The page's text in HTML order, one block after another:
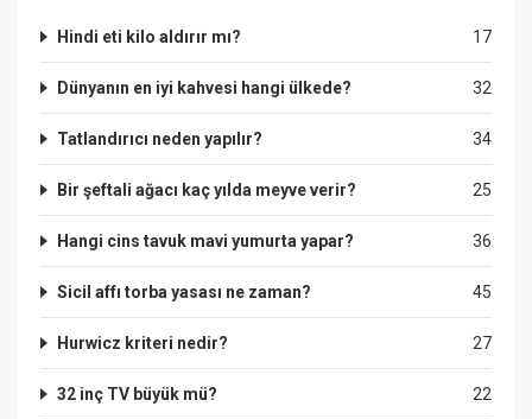
17
Hindi eti kilo aldırır mı?
32
Dünyanın en iyi kahvesi hangi ülkede?
34
Tatlandırıcı neden yapılır?
25
Bir şeftali ağacı kaç yılda meyve verir?
36
Hangi cins tavuk mavi yumurta yapar?
45
Sicil affı torba yasası ne zaman?
27
Hurwicz kriteri nedir?
22
32 inç TV büyük mü?